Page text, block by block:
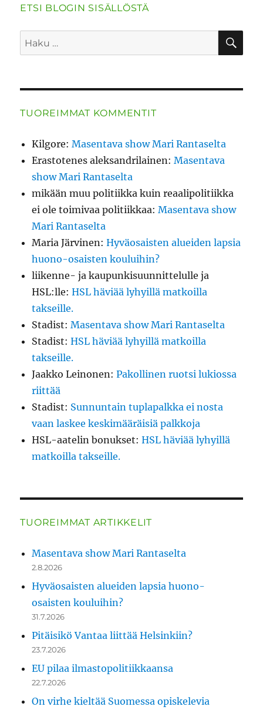
ETSI BLOGIN SISÄLLÖSTÄ
Etsi:
TUOREIMMAT KOMMENTIT
Kilgore:Masentava show Mari Rantaselta
Erastotenes aleksandrilainen:Masentava
show Mari Rantaselta
mikään muu politiikka kuin reaalipolitiikka
ei ole toimivaa politiikkaa:Masentava show
Mari Rantaselta
Maria Järvinen:Hyväosaisten alueiden lapsia
huono-osaisten kouluihin?
liikenne- ja kaupunkisuunnittelulle ja
HSL:lle:HSL häviää lyhyillä matkoilla
takseille.
Stadist:Masentava show Mari Rantaselta
Stadist:HSL häviää lyhyillä matkoilla
takseille.
Jaakko Leinonen:Pakollinen ruotsi lukiossa
riittää
Stadist: Sunnuntain tuplapalkka ei nosta
vaan laskee keskimääräisiä palkkoja
HSL-aatelin bonukset:HSL häviää lyhyillä
matkoilla takseille.
TUOREIMMAT ARTIKKELIT
Masentava show Mari Rantaselta
2.8.2026
Hyväosaisten alueiden lapsia huono-
osaisten kouluihin?
31.7.2026
Pitäisikö Vantaa liittää Helsinkiin?
23.7.2026
EU pilaa ilmastopolitiikkaansa
22.7.2026
On virhe kieltää Suomessa opiskelevia